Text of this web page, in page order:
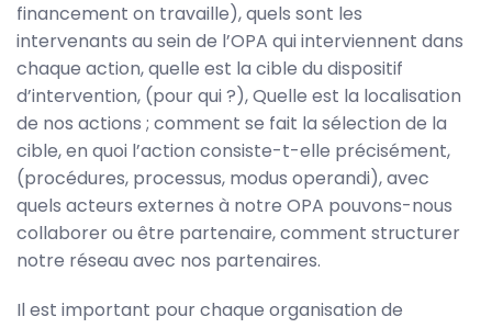
financement on travaille), quels sont les
intervenants au sein de l’OPA qui interviennent dans
chaque action, quelle est la cible du dispositif
d’intervention, (pour qui ?), Quelle est la localisation
de nos actions ; comment se fait la sélection de la
cible, en quoi l’action consiste-t-elle précisément,
(procédures, processus, modus operandi), avec
quels acteurs externes à notre OPA pouvons-nous
collaborer ou être partenaire, comment structurer
notre réseau avec nos partenaires.
Il est important pour chaque organisation de